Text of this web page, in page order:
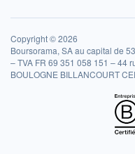
Copyright © 2026
Boursorama, SA au capital de
– TVA FR 69 351 058 151 – 44
BOULOGNE BILLANCOURT